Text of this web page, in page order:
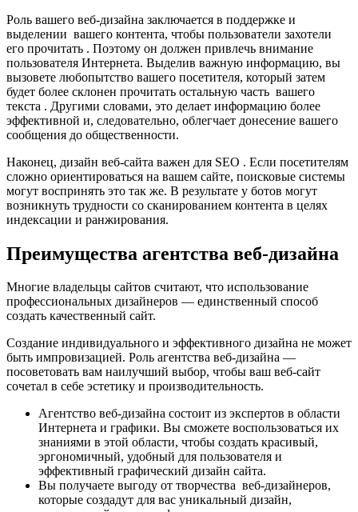
Роль вашего веб-дизайна заключается в поддержке и
выделении вашего контента, чтобы пользователи захотели
его прочитать . Поэтому он должен привлечь внимание
пользователя Интернета. Выделив важную информацию, вы
вызовете любопытство вашего посетителя, который затем
будет более склонен прочитать остальную часть вашего
текста . Другими словами, это делает информацию более
эффективной и, следовательно, облегчает донесение вашего
сообщения до общественности.
Наконец, дизайн веб-сайта важен для SEO . Если посетителям
сложно ориентироваться на вашем сайте, поисковые системы
могут воспринять это так же. В результате у ботов могут
возникнуть трудности со сканированием контента в целях
индексации и ранжирования.
Преимущества агентства веб-дизайна
Многие владельцы сайтов считают, что использование
профессиональных дизайнеров — единственный способ
создать качественный сайт.
Создание индивидуального и эффективного дизайна не может
быть импровизацией. Роль агентства веб-дизайна —
посоветовать вам наилучший выбор, чтобы ваш веб-сайт
сочетал в себе эстетику и производительность.
Агентство веб-дизайна состоит из экспертов в области
Интернета и графики. Вы сможете воспользоваться их
знаниями в этой области, чтобы создать красивый,
эргономичный, удобный для пользователя и
эффективный графический дизайн сайта.
Вы получаете выгоду от творчества веб-дизайнеров,
которые создадут для вас уникальный дизайн,